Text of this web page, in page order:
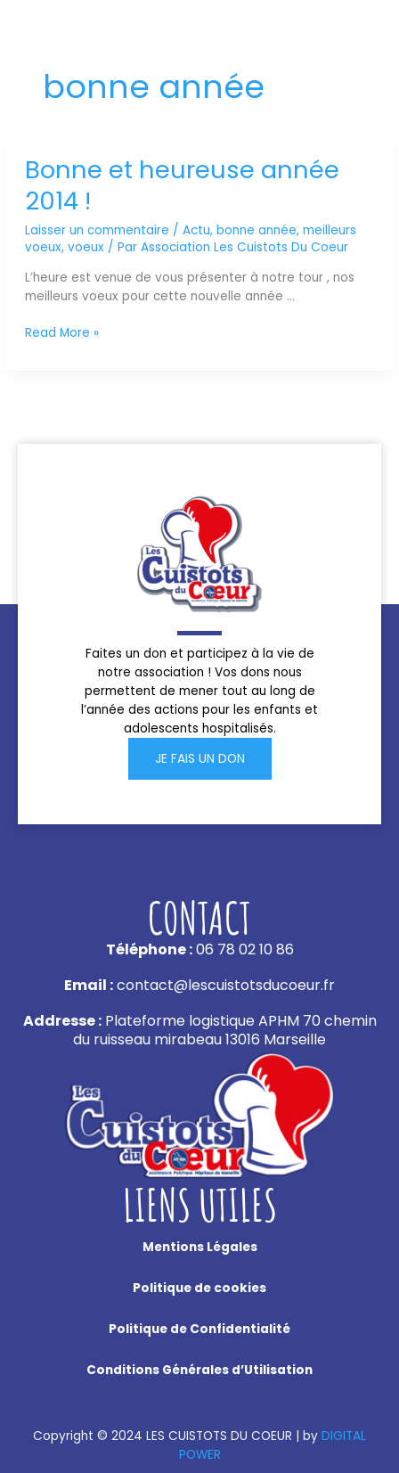
bonne année
Bonne et heureuse année
2014 !
Laisser un commentaire / Actu, bonne année, meilleurs
voeux, voeux/ Par Association Les Cuistots Du Coeur
L’heure est venue de vous présenter à notre tour , nos
meilleurs voeux pour cette nouvelle année …
Bonne
et
heureuse
2014
Read More »
Faites un don et participez à la vie de
notre association ! Vos dons nous
permettent de mener tout au long de
l’année des actions pour les enfants et
adolescents hospitalisés.
JE FAIS UN DON
CONTACT
Téléphone :06 78 02 10 86
Email :contact@lescuistotsducoeur.fr
Addresse :Plateforme logistique APHM 70 chemin
du ruisseau mirabeau 13016 Marseille
LIENS UTILES
Mentions Légales
Politique de cookies
Politique de Confidentialité
Conditions Générales d’Utilisation
Copyright © 2024 LES CUISTOTS DU COEUR | by DIGITAL
POWER